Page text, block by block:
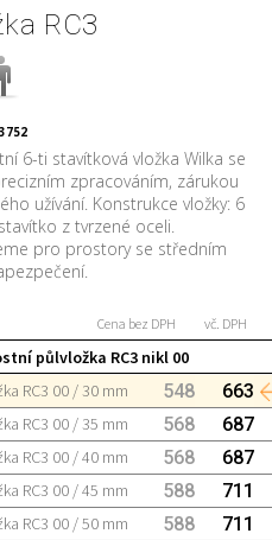
RC3
6-ti stavítková vložka Wilka se
zpracováním, zárukou
užívání. Konstrukce vložky: 6
z tvrzené oceli.
pro prostory se středním
Cena bez DPH vč. DPH
půlvložka RC3 nikl 00
RC3 00 / 30 mm
548 663
RC3 00 / 35 mm 568 687
RC3 00 / 40 mm 568 687
RC3 00 / 45 mm 588 711
RC3 00 / 50 mm 588 711